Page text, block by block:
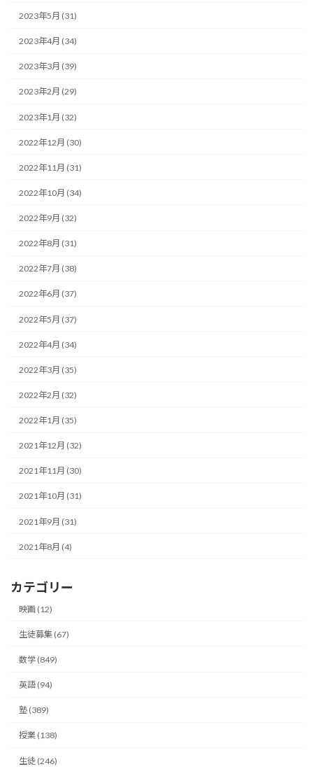
2023年5月 (31)
2023年4月 (34)
2023年3月 (39)
2023年2月 (29)
2023年1月 (32)
2022年12月 (30)
2022年11月 (31)
2022年10月 (34)
2022年9月 (32)
2022年8月 (31)
2022年7月 (38)
2022年6月 (37)
2022年5月 (37)
2022年4月 (34)
2022年3月 (35)
2022年2月 (32)
2022年1月 (35)
2021年12月 (32)
2021年11月 (30)
2021年10月 (31)
2021年9月 (31)
2021年8月 (4)
カテゴリー
映画 (12)
生徒募集 (67)
数学 (849)
英語 (94)
塾 (389)
授業 (138)
生徒 (246)